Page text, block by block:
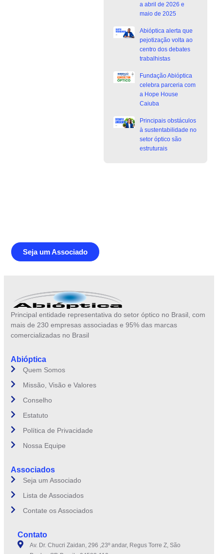
a abril de 2026 e
maio de 2025
Abióptica alerta que
pejotização volta ao
centro dos debates
trabalhistas
Fundação Abióptica
celebra parceria com
a Hope House
Caiuba
Principais obstáculos
à sustentabilidade no
setor óptico são
estruturais
Seja um Associado
Principal entidade representativa do setor óptico no Brasil, com
mais de 230 empresas associadas e 95% das marcas
comercializadas no Brasil
Abióptica
Quem Somos
Missão, Visão e Valores
Conselho
Estatuto
Política de Privacidade
Nossa Equipe
Associados
Seja um Associado
Lista de Associados
Contate os Associados
Contato
Av. Dr. Chucri Zaidan, 296 ,23º andar, Regus Torre Z, São